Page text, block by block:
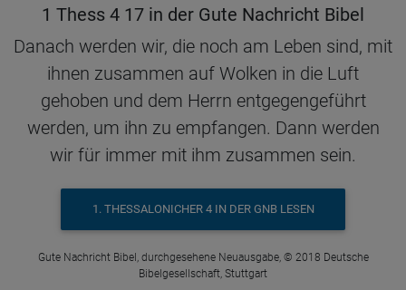
1 Thess 4 17 in der Gute Nachricht Bibel
Danach werden wir, die noch am Leben sind, mit
ihnen zusammen auf Wolken in die Luft
gehoben und dem Herrn entgegengeführt
werden, um ihn zu empfangen. Dann werden
wir für immer mit ihm zusammen sein.
1. THESSALONICHER 4 IN DER GNB LESEN
Gute Nachricht Bibel, durchgesehene Neuausgabe, © 2018 Deutsche
Bibelgesellschaft, Stuttgart